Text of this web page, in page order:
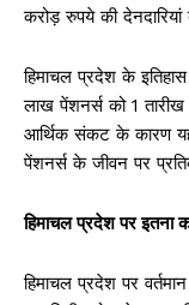
करोड़ रुपये की देनदारियां
हिमाचल प्रदेश के
लाख पेंशनर्स को 1
आर्थिक संकट के कारण यह
पेंशनर्स के जीवन पर
हिमाचल प्रदेश पर इतना
हिमाचल प्रदेश पर